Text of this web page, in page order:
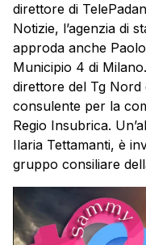
direttore di
Notizie, l’agenzia di
approda anche
Municipio 4 di
direttore del Tg
consulente per la
Regio Insubrica.
Ilaria Tettamanti, è
gruppo consiliare